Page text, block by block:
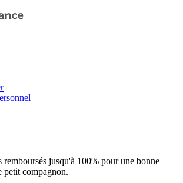
remboursés jusqu'à 100% pour une bonne
petit compagnon.